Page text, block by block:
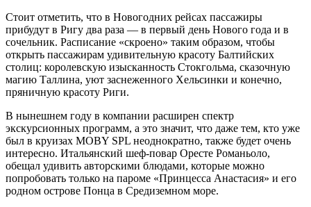
Стоит отметить, что в Новогодних рейсах пассажиры
прибудут в Ригу два раза — в первый день Нового года и в
сочельник. Расписание «скроено» таким образом, чтобы
открыть пассажирам удивительную красоту Балтийских
столиц: королевскую изысканность Стокгольма, сказочную
магию Таллина, уют заснеженного Хельсинки и конечно,
пряничную красоту Риги.
В нынешнем году в компании расширен спектр
экскурсионных программ, а это значит, что даже тем, кто уже
был в круизах MOBY SPL неоднократно, также будет очень
интересно. Итальянский шеф-повар Оресте Романьоло,
обещал удивить авторскими блюдами, которые можно
попробовать только на пароме «Принцесса Анастасия» и его
родном острове Понца в Средиземном море.